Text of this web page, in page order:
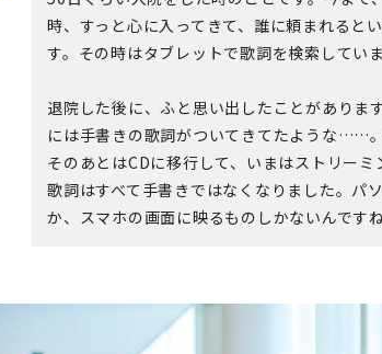
時、すっと心に入ってきて、誰に頼まれると
す。その時はタブレットで歌詞を検索していま
退院した後に、ふと思い出したことがありま
には手書きの歌詞がついてきてたような……
そのあとはCDに移行して、いまはストリーミ
歌詞はすべて手書きではなくなりました。パ
か、スマホの画面に映るものしかないんですね